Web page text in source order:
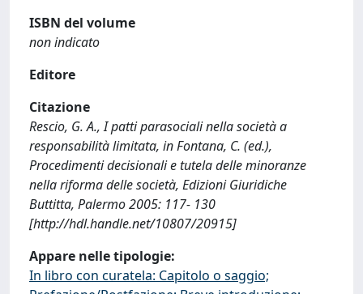
ISBN del volume
non indicato
Editore
Citazione
Rescio, G. A., I patti parasociali nella società a
responsabilità limitata, in Fontana, C. (ed.),
Procedimenti decisionali e tutela delle minoranze
nella riforma delle società, Edizioni Giuridiche
Buttitta, Palermo 2005: 117- 130
[http://hdl.handle.net/10807/20915]
Appare nelle tipologie:
In libro con curatela: Capitolo o saggio;